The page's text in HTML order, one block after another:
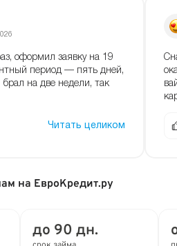
оформил заявку на 19
период — пять дней,
на две недели, так
Читать целиком
на ЕвроКредит.ру
до 90 дн.